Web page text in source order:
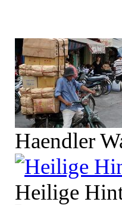
Haendler
Heilige